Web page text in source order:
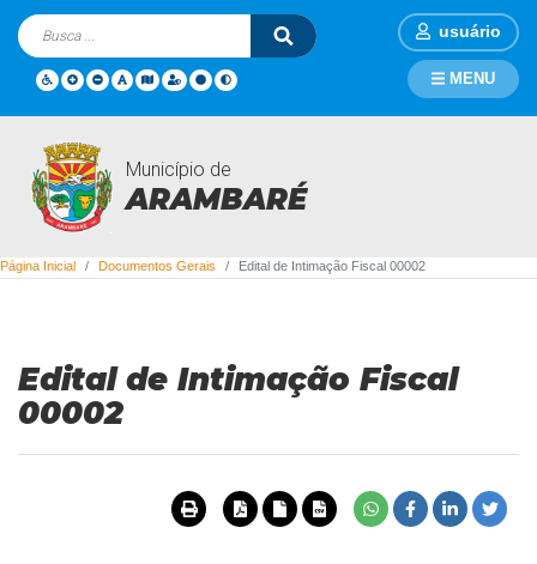
usuário
Município de
ARAMBARÉ
MENU
Documentos Gerais
Página Inicial Documentos Gerais Edital de Intimação Fiscal 00002
Edital de Intimação Fiscal
00002